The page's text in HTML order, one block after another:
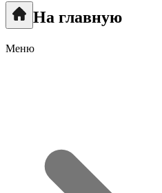
На главную
Меню